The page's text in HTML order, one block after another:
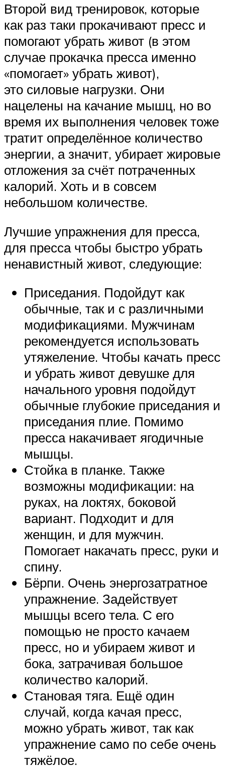
Второй вид тренировок, которые
как раз таки прокачивают пресс и
помогают убрать живот (в этом
случае прокачка пресса именно
«помогает» убрать живот),
это силовые нагрузки. Они
нацелены на качание мышц, но во
время их выполнения человек тоже
тратит определённое количество
энергии, а значит, убирает жировые
отложения за счёт потраченных
калорий. Хоть и в совсем
небольшом количестве.
Лучшие упражнения для пресса,
для пресса чтобы быстро убрать
ненавистный живот, следующие:
Приседания. Подойдут как
обычные, так и с различными
модификациями. Мужчинам
рекомендуется использовать
утяжеление. Чтобы качать пресс
и убрать живот девушке для
начального уровня подойдут
обычные глубокие приседания и
приседания плие. Помимо
пресса накачивает ягодичные
мышцы.
Стойка в планке. Также
возможны модификации: на
руках, на локтях, боковой
вариант. Подходит и для
женщин, и для мужчин.
Помогает накачать пресс, руки и
спину.
Бёрпи. Очень энергозатратное
упражнение. Задействует
мышцы всего тела. С его
помощью не просто качаем
пресс, но и убираем живот и
бока, затрачивая большое
количество калорий.
Становая тяга. Ещё один
случай, когда качая пресс,
можно убрать живот, так как
упражнение само по себе очень
тяжёлое.